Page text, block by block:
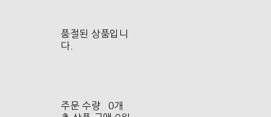
품절된 상품입니
다.
주문 수량
0개